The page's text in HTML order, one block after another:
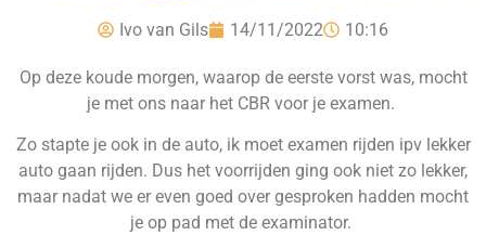
Ivo van Gils 14/11/2022 10:16
Op deze koude morgen, waarop de eerste vorst was, mocht
je met ons naar het CBR voor je examen.
Zo stapte je ook in de auto, ik moet examen rijden ipv lekker
auto gaan rijden. Dus het voorrijden ging ook niet zo lekker,
maar nadat we er even goed over gesproken hadden mocht
je op pad met de examinator.